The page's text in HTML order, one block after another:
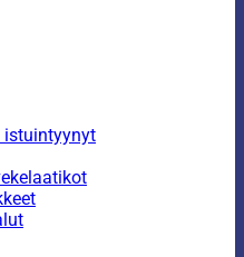
istuintyynyt